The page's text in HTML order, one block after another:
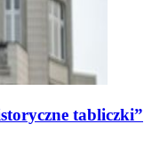
tabliczki”